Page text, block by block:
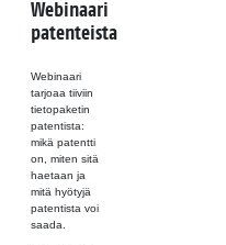
Webinaari
patenteista
Webinaari
tarjoaa tiiviin
tietopaketin
patentista:
mikä patentti
on, miten sitä
haetaan ja
mitä hyötyjä
patentista voi
saada.